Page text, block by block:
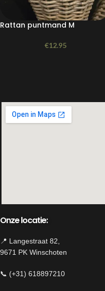
Rattan puntmand M
€12.95
Onze locatie:
📍 Langestraat 82,
9671 PK Winschoten
📞 (+31) 618897210